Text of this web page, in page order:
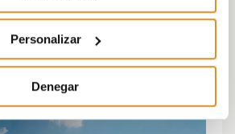
Personalizar
Denegar